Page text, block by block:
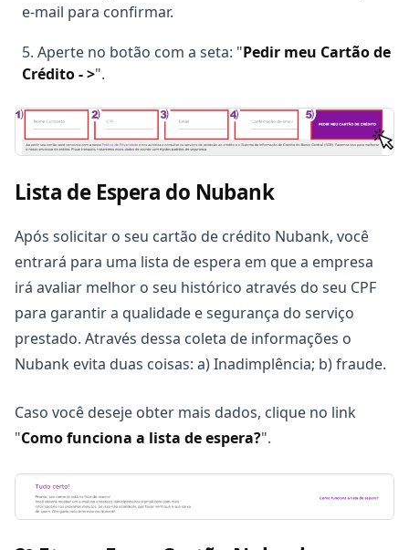
e-mail para confirmar.
Aperte no botão com a seta: "Pedir meu Cartão de
Crédito - >".
Lista de Espera do Nubank
Após solicitar o seu cartão de crédito Nubank, você
entrará para uma lista de espera em que a empresa
irá avaliar melhor o seu histórico através do seu CPF
para garantir a qualidade e segurança do serviço
prestado. Através dessa coleta de informações o
Nubank evita duas coisas: a) Inadimplência; b) fraude.
Caso você deseje obter mais dados, clique no link
"Como funciona a lista de espera?".